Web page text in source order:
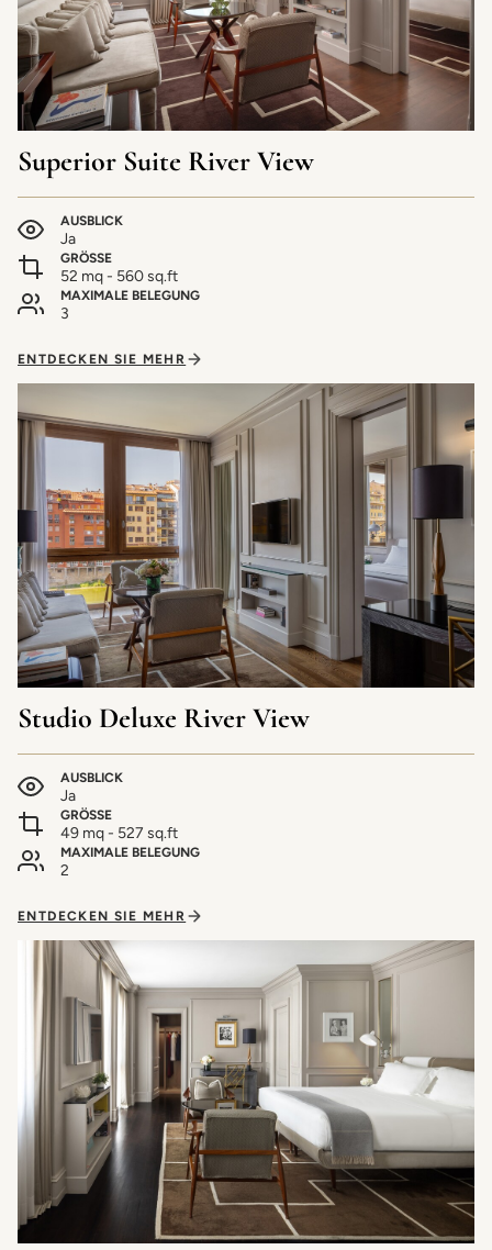
Superior Suite River View
AUSBLICK
Ja
GRÖSSE
52 mq - 560 sq.ft
MAXIMALE BELEGUNG
3
ENTDECKEN SIE MEHR
Studio Deluxe River View
AUSBLICK
Ja
GRÖSSE
49 mq - 527 sq.ft
MAXIMALE BELEGUNG
2
ENTDECKEN SIE MEHR